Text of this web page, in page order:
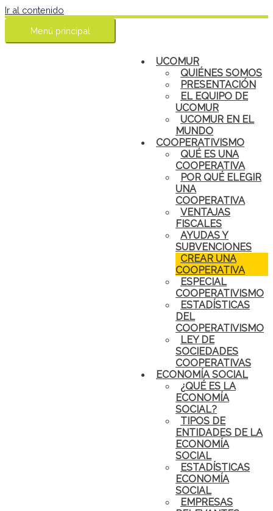
Ir al contenido
Menú principal
UCOMUR
QUIÉNES SOMOS
PRESENTACIÓN
EL EQUIPO DE
UCOMUR
UCOMUR EN EL
MUNDO
COOPERATIVISMO
QUÉ ES UNA
COOPERATIVA
POR QUÉ ELEGIR
UNA
COOPERATIVA
VENTAJAS
FISCALES
AYUDAS Y
SUBVENCIONES
CREAR UNA
COOPERATIVA
ESPECIAL
COOPERATIVISMO
ESTADÍSTICAS
DEL
COOPERATIVISMO
LEY DE
SOCIEDADES
COOPERATIVAS
ECONOMÍA SOCIAL
¿QUÉ ES LA
ECONOMÍA
SOCIAL?
TIPOS DE
ENTIDADES DE LA
ECONOMÍA
SOCIAL
ESTADÍSTICAS
ECONOMÍA
SOCIAL
EMPRESAS